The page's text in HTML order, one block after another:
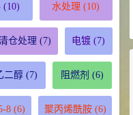
(10) 水处理 (10)
仓处理 (7) 电镀 (7)
二醇(7) 阻燃剂 (6)
8 (6) 聚丙烯酰胺(6)